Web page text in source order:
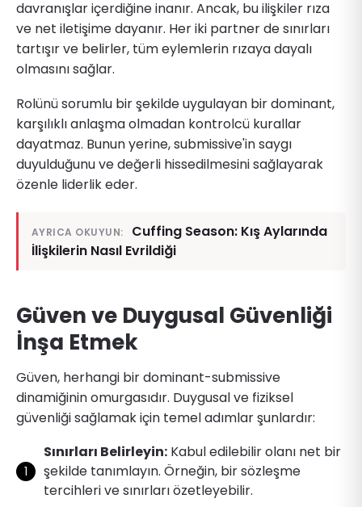
davranışlar içerdiğine inanır. Ancak, bu ilişkiler rıza
ve net iletişime dayanır. Her iki partner de sınırları
tartışır ve belirler, tüm eylemlerin rızaya dayalı
olmasını sağlar.
Rolünü sorumlu bir şekilde uygulayan bir dominant,
karşılıklı anlaşma olmadan kontrolcü kurallar
dayatmaz. Bunun yerine, submissive'in saygı
duyulduğunu ve değerli hissedilmesini sağlayarak
özenle liderlik eder.
AYRICA OKUYUN:
Cuffing Season: Kış Aylarında
İlişkilerin Nasıl Evrildiği
Güven ve Duygusal Güvenliği
İnşa Etmek
Güven, herhangi bir dominant-submissive
dinamiğinin omurgasıdır. Duygusal ve fiziksel
güvenliği sağlamak için temel adımlar şunlardır:
Sınırları Belirleyin: Kabul edilebilir olanı net bir
şekilde tanımlayın. Örneğin, bir sözleşme
tercihleri ve sınırları özetleyebilir.